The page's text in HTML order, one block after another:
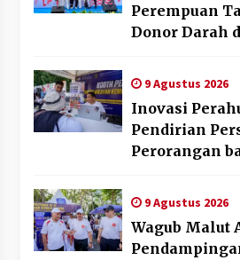
Perempuan
Donor Darah
9 Agustus 2026
Inovasi
Pendirian
Perorangan
9 Agustus 2026
Wagub Malut